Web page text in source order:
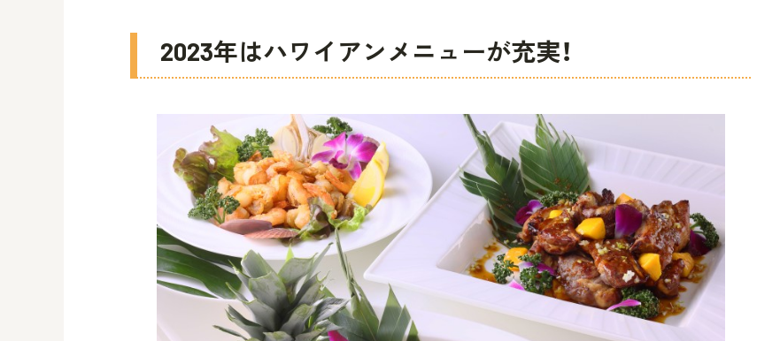
2023年はハワイアンメニューが充実！